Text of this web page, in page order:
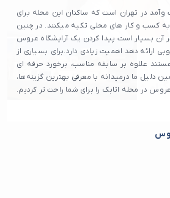
وآمد در تهران است که ساکنان این محله برای
به کسب و کار های محلی تکیه میکنند. در چنین
آن بسیار است پیدا کردن یک آرایشگاه عروس
ارائه دهد اهمیت زیادی دارد.برای بسیاری از
علاوه بر سابقه مناسب، برخورد حرفه‌ ای
ما درمیدانه با معرفی بهترین گزینه‌ها،
در محله اتابک را برای شما راحت تر کردیم.